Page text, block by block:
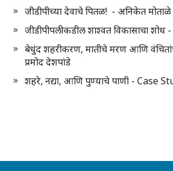
जीडीपीच्या देवाचे पितळ! - अनिकेत मोताळे
जीडीपीपलीकडील शाश्वत विकासाचा शोध -
बेधुंद शहरीकरण, मातीचे मरण आणि
प्रमोद देशपांडे
शहरे, नद्या, आणि पुण्याचे पाणी - Case